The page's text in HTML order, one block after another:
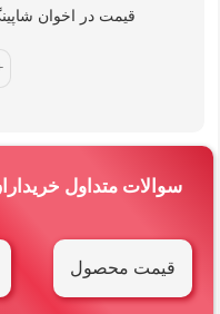
قیمت در اخوان
سوالات متداول
قیمت محصول